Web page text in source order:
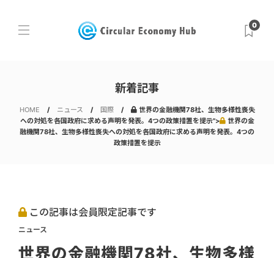
0
新着記事
HOME ニュース 国際
世界の金融機関78社、生物多様性喪失
への対処を各国政府に求める声明を発表。4つの政策措置を提示">
世界の金
融機関78社、生物多様性喪失への対処を各国政府に求める声明を発表。4つの
政策措置を提示
この記事は会員限定記事です
ニュース
世界の金融機関78社、生物多様